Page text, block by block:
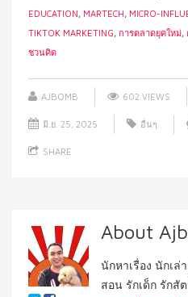
EDUCATION, MARTECH, MICRO-
TIKTOK MARKETING, การตลาดยุคใหม่,
ชวนคิด
AJBOMB 602 VIEWS
มิ.ย. 25, 2025 อื่นๆ
SHARE
About
นักหาเรื่อง นักเล่
สอน รักเด็ก รักสั